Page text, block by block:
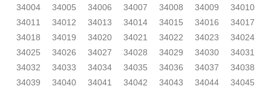
34004
34005 34006 34007 34008 34009
34010
34011
34012 34013 34014 34015 34016
34017
34018
34019 34020 34021 34022 34023
34024
34025
34026 34027 34028 34029 34030
34031
34032
34033 34034 34035 34036 34037
34038
34039
34040 34041 34042 34043 34044
34045